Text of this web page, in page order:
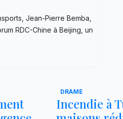
Jean-Pierre Bemba,
RDC-Chine à Beijing, un
DRAME
Incendie à